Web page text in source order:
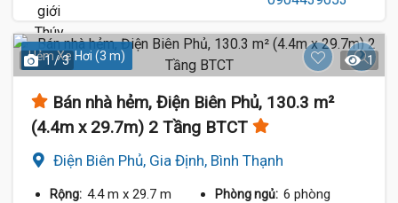
Hẻm Xe Hơi (3 m)
1 / 3 1
Bán nhà hẻm, Điện Biên Phủ, 130.3 m²
(4.4m x 29.7m) 2 Tầng BTCT
Điện Biên Phủ, Gia Định, Bình Thạnh
Rộng: 4.4 m x 29.7 m Phòng ngủ: 6 phòng